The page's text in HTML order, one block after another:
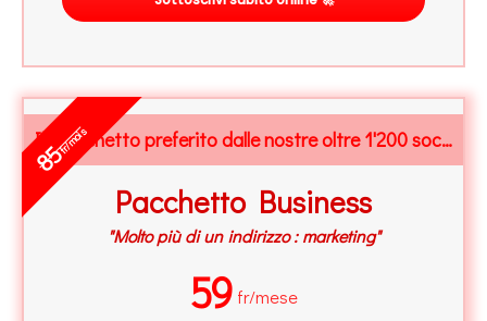
Il Pacchetto preferito dalle nostre oltre 1'200 società
Pacchetto Business
"Molto più di un indirizzo : marketing"
59 fr/mese
85fr/mois